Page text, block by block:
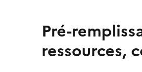
Pré-
ressources,